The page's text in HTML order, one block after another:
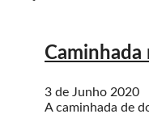
Caminhada
3 de Junho 2020
A caminhada de